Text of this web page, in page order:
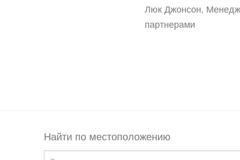
Люк Джонсон,
партнерами
Найти по местоположению